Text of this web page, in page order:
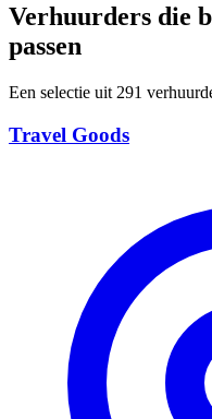
Verhuurders die
passen
Een selectie uit 291
Travel Goods